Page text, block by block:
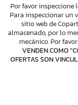
Por favor inspeccione
Para inspeccionar un
sitio web de
almacenado, por lo
mecánico. Por
VENDEN COMO
OFERTAS SON